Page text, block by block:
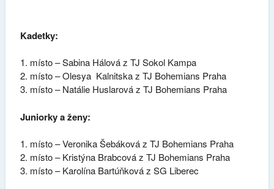
Kadetky:
1. místo – Sabina Hálová z TJ Sokol Kampa
2. místo – Olesya Kalnitska z TJ Bohemians Praha
3. místo – Natálie Huslarová z TJ Bohemians Praha
Juniorky a ženy:
1. místo – Veronika Šebáková z TJ Bohemians Praha
2. místo – Kristýna Brabcová z TJ Bohemians Praha
3. místo – Karolína Bartúňková z SG Liberec